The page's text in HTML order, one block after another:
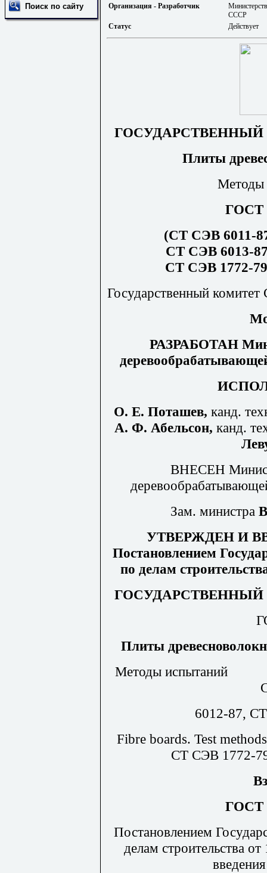
Поиск по сайту
Организация - Разработчик
СССР
Статус
Действует
Плиты
Методы
ГОСТ
(СТ СЭВ 6011-
СТ СЭВ 6013-
СТ СЭВ 1772-
Государственный
М
РАЗРАБОТАН
О. Е. Поташев, канд.
А. Ф. Абельсон, канд.
ВНЕСЕН
Зам. министра
УТВЕРЖДЕН И
Постановлением
по делам
Плиты
Методы испытаний
6012-87,
Fibre boards. Test methods
СТ СЭВ 1772-
ГОСТ
Постановлением
делам строительства